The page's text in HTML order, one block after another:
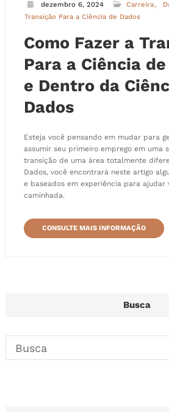
dezembro 6, 2024 Carreira
Transição Para a Ciência de Dados
Como Fazer a
Para a Ciência
e Dentro da
Dados
Esteja você pensando em mudar para
assumir seu primeiro emprego em uma
transição de uma área totalmente
Dados, você encontrará neste artigo
e baseados em experiência para ajudar
caminhada.
CONSULTE MAIS INFORMAÇÃO
Busca